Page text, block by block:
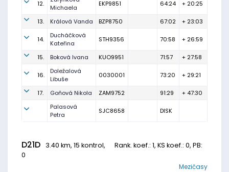
12.
Michaela
EKP9851 64:24 + 20:25
13. Králová Vanda BZP8750 67:02 + 23:03
14.
Ducháčková
Kateřina
STH9356 70:58 + 26:59
15. Boková Ivana KUO9951 71:57 + 27:58
16.
Doležalová
Libuše
0030001 73:20 + 29:21
17. Goňová Nikola ZAM9752 91:29
+ 47:30
Palasová
Petra
SJC8658 DISK
D21D 3.40 km, 15 kontrol, Rank. koef.: 1, KS koef.: 0, PB:
0
Mezičasy